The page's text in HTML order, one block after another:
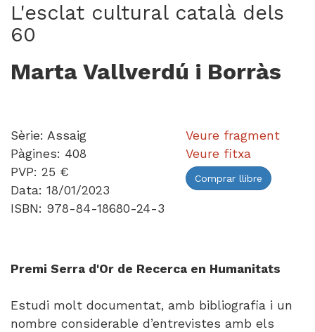
L'esclat cultural català dels
60
Marta Vallverdú i Borràs
Sèrie: Assaig
Pàgines: 408
PVP: 25 €
Data: 18/01/2023
ISBN: 978-84-18680-24-3
Veure fragment
Veure fitxa
Comprar llibre
Premi Serra d'Or de Recerca en Humanitats
Estudi molt documentat, amb bibliografia i un
nombre considerable d’entrevistes amb els